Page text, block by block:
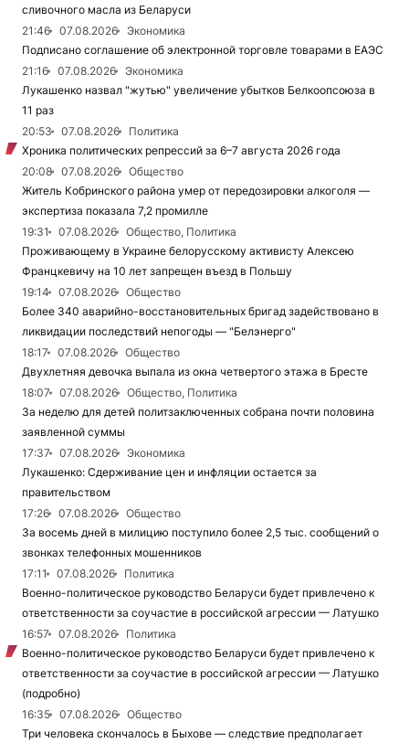
сливочного масла из Беларуси
21:46
07.08.2026
Экономика
Подписано соглашение об электронной торговле товарами в ЕАЭС
21:16
07.08.2026
Экономика
Лукашенко назвал "жутью" увеличение убытков Белкоопсоюза в
11 раз
20:53
07.08.2026
Политика
Хроника политических репрессий за 6–7 августа 2026 года
20:08
07.08.2026
Общество
Житель Кобринского района умер от передозировки алкоголя —
экспертиза показала 7,2 промилле
19:31
07.08.2026
Общество, Политика
Проживающему в Украине белорусскому активисту Алексею
Францкевичу на 10 лет запрещен въезд в Польшу
19:14
07.08.2026
Общество
Более 340 аварийно-восстановительных бригад задействовано в
ликвидации последствий непогоды — "Белэнерго"
18:17
07.08.2026
Общество
Двухлетняя девочка выпала из окна четвертого этажа в Бресте
18:07
07.08.2026
Общество, Политика
За неделю для детей политзаключенных собрана почти половина
заявленной суммы
17:37
07.08.2026
Экономика
Лукашенко: Сдерживание цен и инфляции остается за
правительством
17:26
07.08.2026
Общество
За восемь дней в милицию поступило более 2,5 тыс. сообщений о
звонках телефонных мошенников
17:11
07.08.2026
Политика
Военно-политическое руководство Беларуси будет привлечено к
ответственности за соучастие в российской агрессии — Латушко
16:57
07.08.2026
Политика
Военно-политическое руководство Беларуси будет привлечено к
ответственности за соучастие в российской агрессии — Латушко
(подробно)
16:35
07.08.2026
Общество
Три человека скончалось в Быхове — следствие предполагает